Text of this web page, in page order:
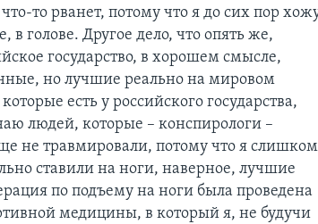
то рванет, потому что я до сих пор
голове. Другое дело, что опять же,
государство, в хорошем смысле,
но лучшие реально на мировом
есть у российского государства,
людей, которые – конспирологи –
не травмировали, потому что я слишком
ставили на ноги, наверное, лучшие
по подъему на ноги была проведена
медицины, в который я, не будучи